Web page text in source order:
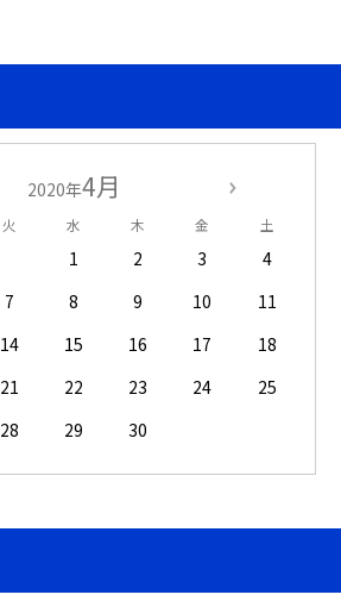
2020年4月
火 水 木 金 土
1 2 3
4
7 8 9 10
11
14 15 16 17
18
21 22 23 24
25
28 29 30